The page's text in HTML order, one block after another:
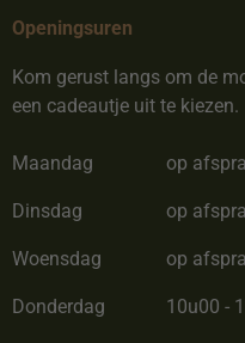
Openingsuren
Kom gerust langs om de
een cadeautje uit te kiezen.
Maandag op
Dinsdag op
Woensdag op
Donderdag 10u00 -